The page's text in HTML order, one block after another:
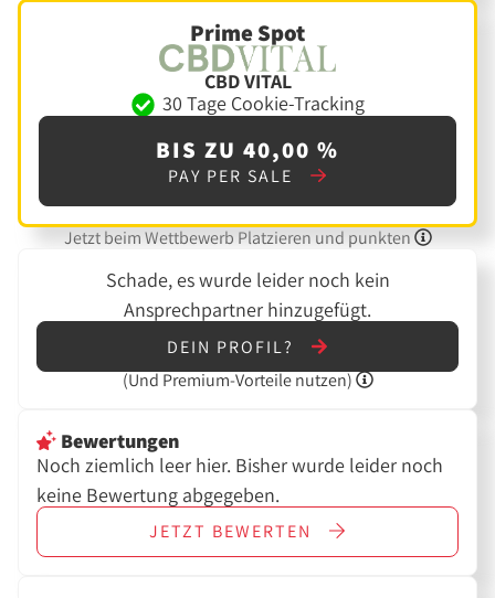
Prime Spot
CBD VITAL
30 Tage Cookie-Tracking
BIS ZU 40,00 %
PAY PER SALE
Jetzt beim Wettbewerb Platzieren und punkten
Schade, es wurde leider noch kein
Ansprechpartner hinzugefügt.
DEIN PROFIL?
(Und Premium-Vorteile nutzen)
Bewertungen
Noch ziemlich leer hier. Bisher wurde leider noch
keine Bewertung abgegeben.
JETZT BEWERTEN